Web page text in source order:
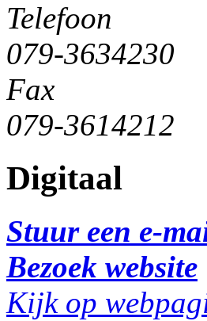
Telefoon
079-3634230
Fax
079-3614212
Digitaal
Stuur een e-
Bezoek website
Kijk op